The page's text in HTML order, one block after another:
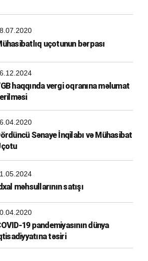
uçotunun bərpası
haqqında vergi oqranına məlumat
Sənaye İnqilabı və Mühasibat
məhsullarının satışı
19 pandemiyasının dünya
təsiri